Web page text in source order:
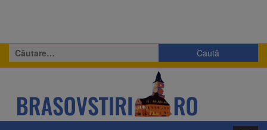
Caută
după: